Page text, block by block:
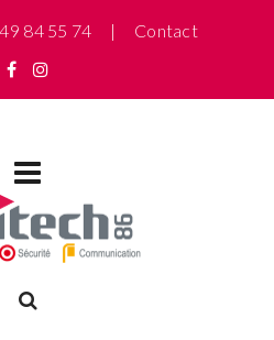
49 84 55 74 | Contact